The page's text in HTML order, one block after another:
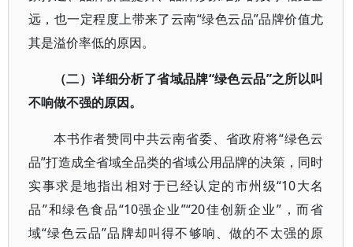
远，也一定程度上带来了云南“绿色云品”品牌价值尤
其是溢价率低的原因。
（二）详细分析了省域品牌“绿色云品”之所以叫
不响做不强的原因。
本书作者赞同中共云南省委、省政府将“绿色云
品”打造成全省域全品类的省域公用品牌的决策，同时
实事求是地指出相对于已经认定的市州级“10大名
品”和绿色食品“10强企业”“20佳创新企业”，而省
域“绿色云品”品牌却叫得不够响、做的不太强的原